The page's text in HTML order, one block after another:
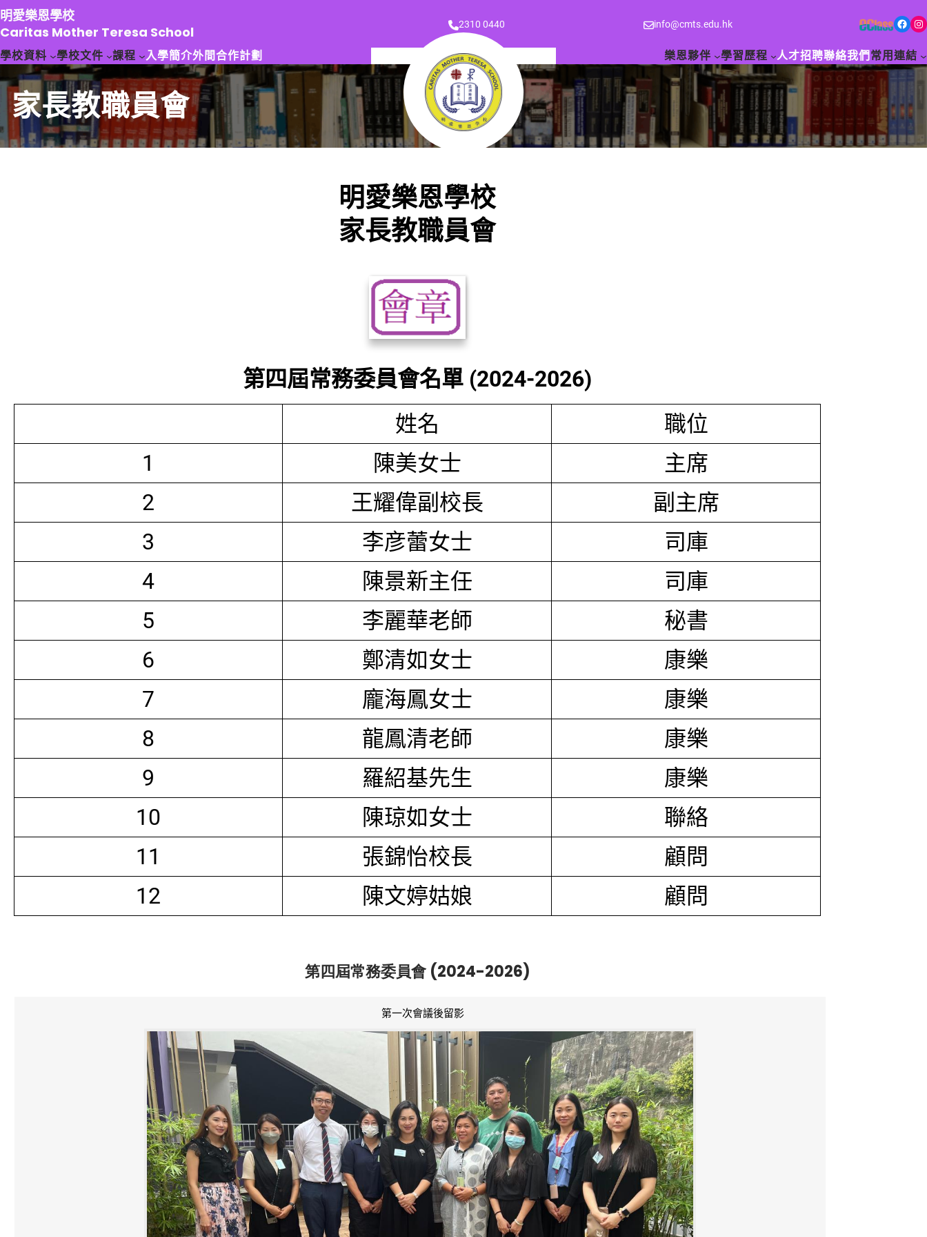
跳
至
主
要
容
明愛樂恩學校
Caritas Mother Teresa School
2310 0440 info@cmts.edu.hk Facebook Instagram
學校資料 學校文件 課程 入學簡介外間合作計劃 樂恩夥伴 學習歷程 人才招聘聯絡我們 常用連結
家長教職員會
明愛樂恩學校
家長教職員會
第四屆常務委員會名單 (2024-2026)
姓名
職位
1
陳美女士
主席
2
王耀偉副校長
副主席
3
李彦蕾女士
司庫
4
陳景新主任
司庫
5
李麗華老師
秘書
6
鄭清如女士
康樂
7
龐海鳳女士
康樂
8
龍鳳清老師
康樂
9
羅紹基先生
康樂
10
陳琼如女士
聯絡
11
張錦怡校長
顧問
12
陳文婷姑娘 顧問
第四屆常務委員會 (2024-2026)
第一次會議後留影